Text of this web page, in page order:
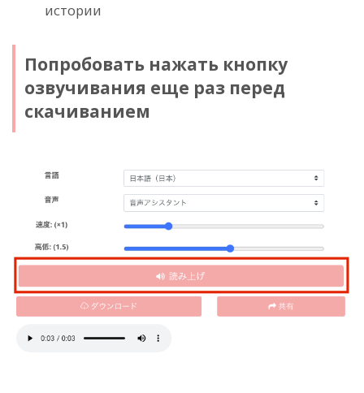
истории
Попробовать нажать кнопку
озвучивания еще раз перед
скачиванием